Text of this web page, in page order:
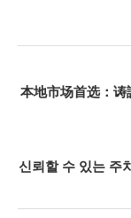
本地市场首选：
신뢰할 수 있는 주